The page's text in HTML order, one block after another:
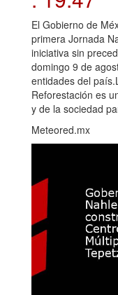
El Gobierno de
primera Jornada
iniciativa sin
domingo 9 de
entidades del
Reforestación es
y de la sociedad
Meteored.mx